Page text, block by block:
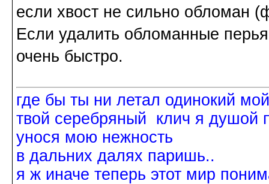
если хвост не сильно обломан
Если удалить обломанные
очень быстро.
где бы ты ни летал одинокий
твой серебряный клич я душой
унося мою нежность
в дальних далях паришь..
я ж иначе теперь этот мир